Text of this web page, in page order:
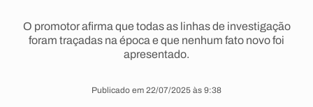
O promotor afirma que todas as linhas de investigação
foram traçadas na época e que nenhum fato novo foi
apresentado.
Publicado em 22/07/2025 às 9:38